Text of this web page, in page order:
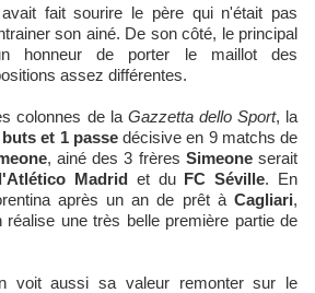
fait sourire le père qui n'était pas
son ainé. De son côté, le principal
honneur de porter le maillot des
assez différentes.
colonnes de la Gazzetta dello Sport, la
buts et 1 passe décisive en 9 matchs de
, ainé des 3 frères Simeoneserait
l'Atlético Madrid et du FC Séville. En
après un an de prêt à Cagliari,
réalise une très belle première partie de
voit aussi sa valeur remonter sur le